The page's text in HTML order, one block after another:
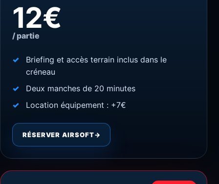
12€
/ partie
Briefing et accès terrain inclus dans le
créneau
Deux manches de 20 minutes
Location équipement : +7€
RÉSERVER AIRSOFT→